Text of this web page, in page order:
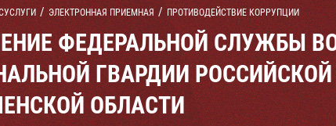
ЭЛЕКТРОННАЯ ПРИЕМНАЯ ПРОТИВОДЕЙСТВИЕ КОРРУПЦИИ
ФЕДЕРАЛЬНОЙ СЛУЖБЫ
ГВАРДИИ
ОБЛАСТИ